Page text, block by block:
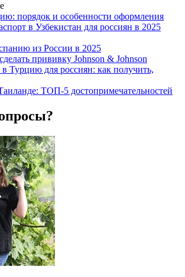
порядок и особенности оформления
в Узбекистан для россиян в 2025
из России в 2025
прививку Johnson & Johnson
в Турцию для россиян: как получить,
ТОП-5 достопримечательностей